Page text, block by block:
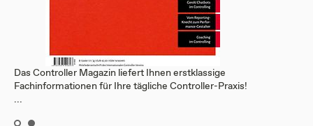
Das Controller Magazin liefert Ihnen erstklassige
Fachinformationen für Ihre tägliche Controller-Praxis!
...